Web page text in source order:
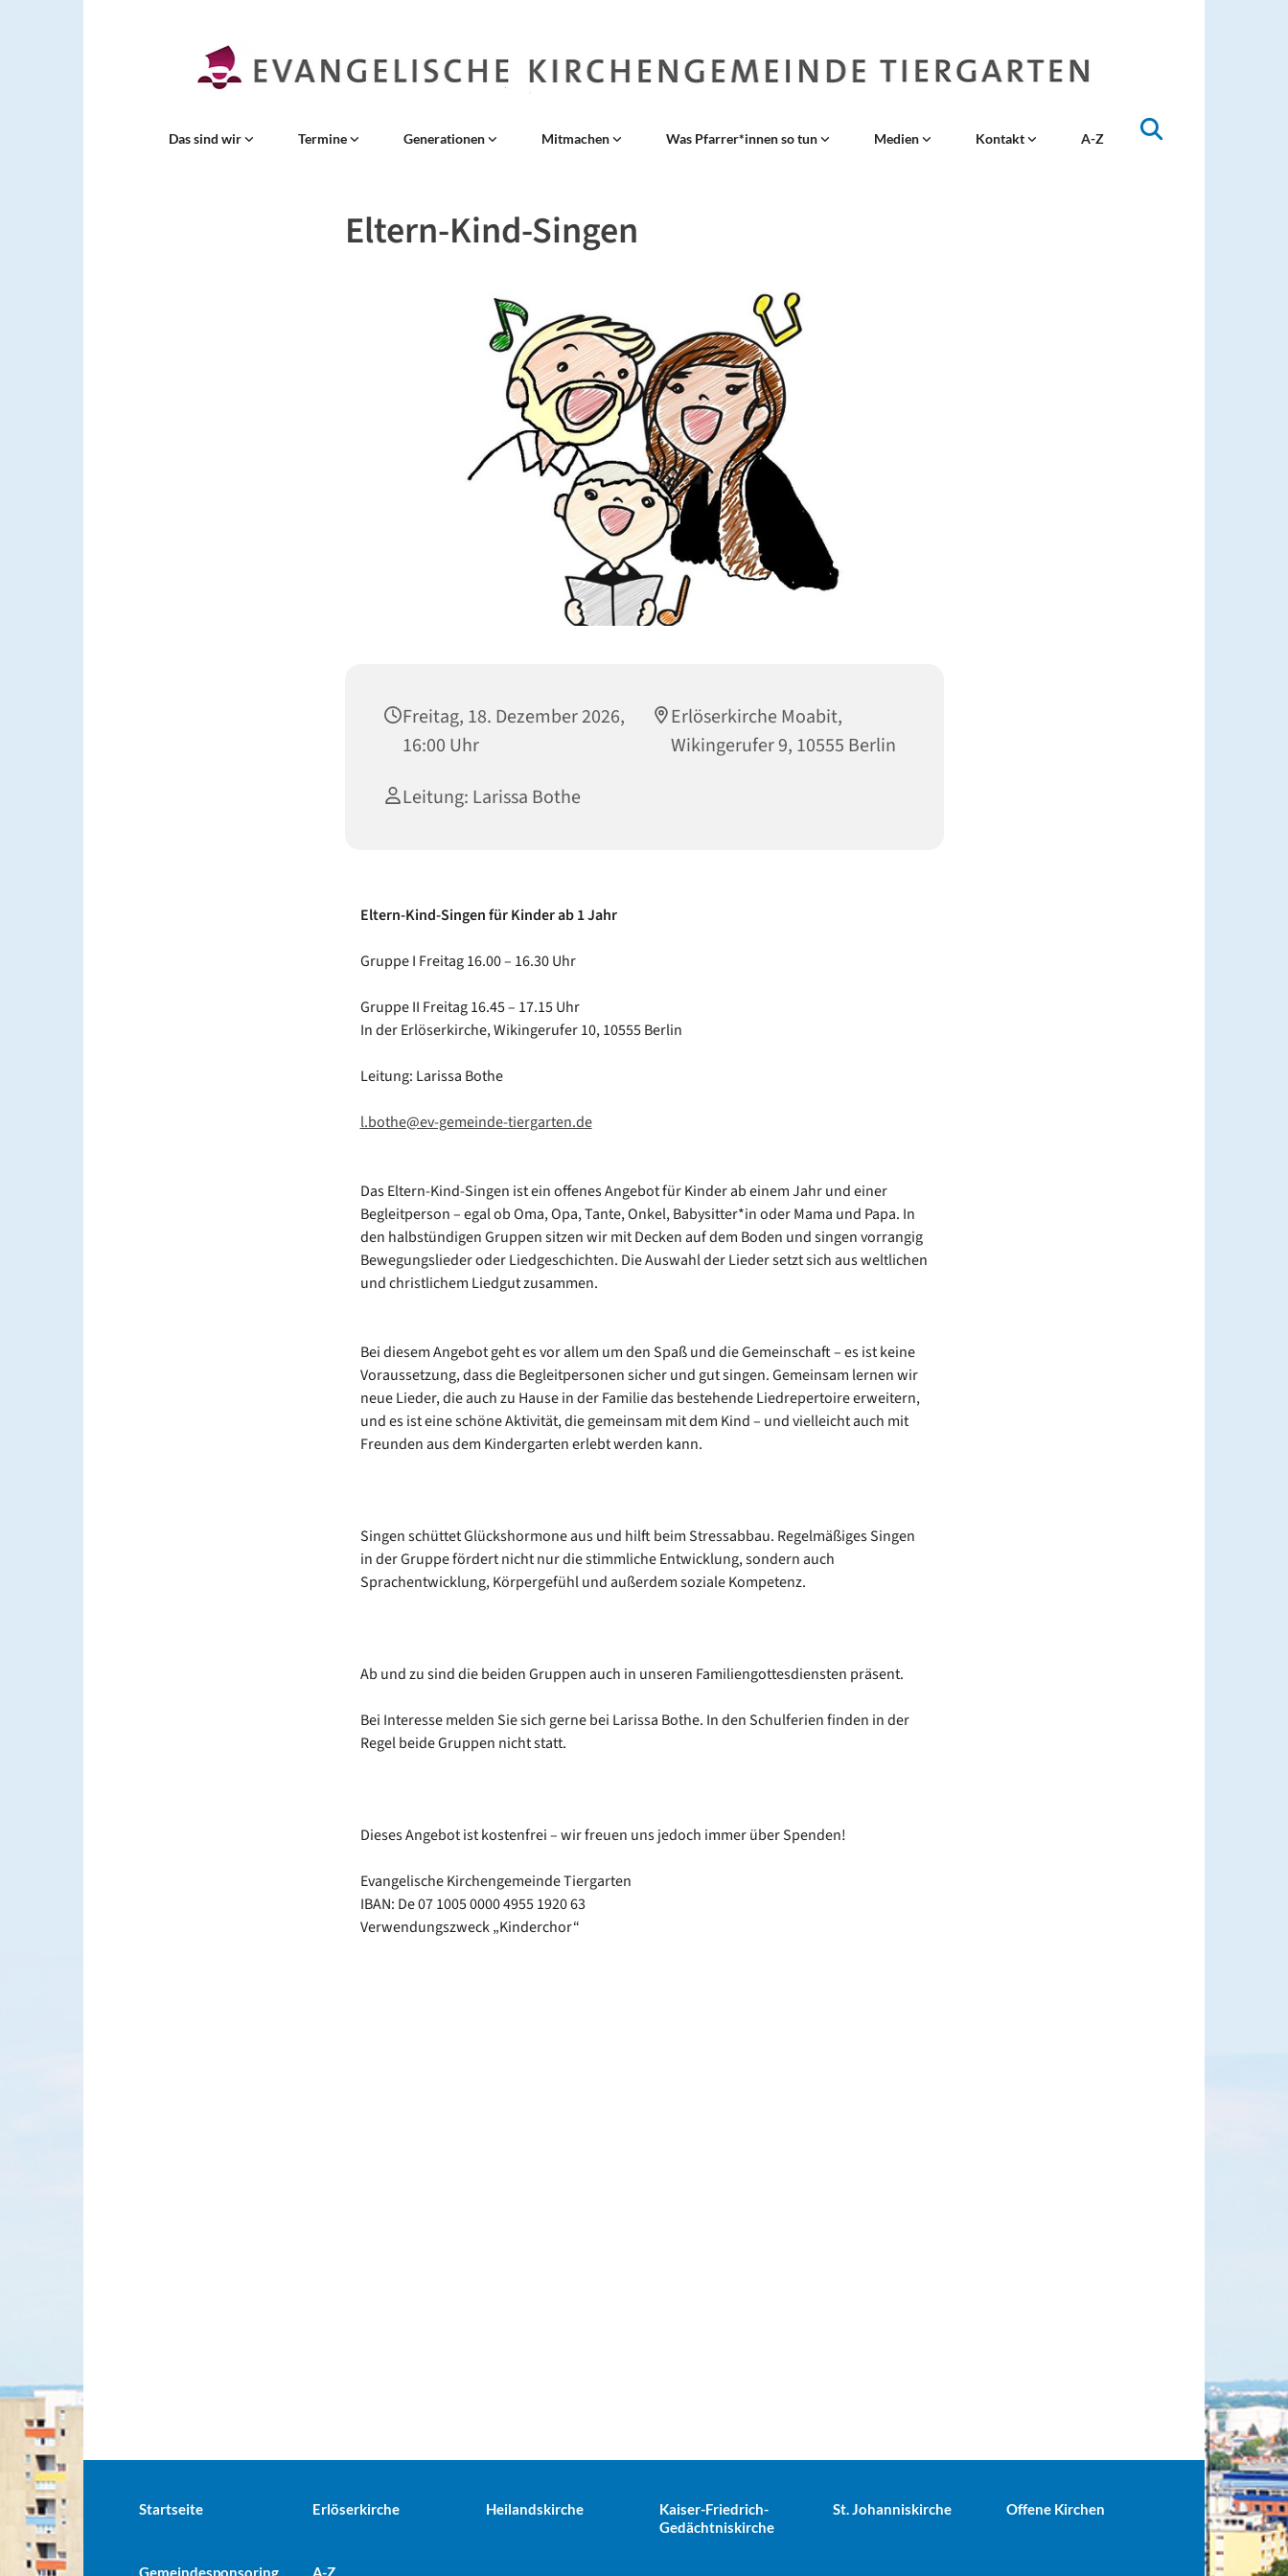
Das sind wir Termine Generationen Mitmachen Was Pfarrer*innen so tun Medien Kontakt A-Z
Eltern-Kind-Singen
Freitag, 18. Dezember 2026,
16:00 Uhr
Erlöserkirche Moabit,
Wikingerufer 9, 10555 Berlin
Leitung: Larissa Bothe
Eltern-Kind-Singen für Kinder ab 1 Jahr
Gruppe I Freitag 16.00 – 16.30 Uhr
Gruppe II Freitag 16.45 – 17.15 Uhr
In der Erlöserkirche, Wikingerufer 10, 10555 Berlin
Leitung: Larissa Bothe
l.bothe@ev-gemeinde-tiergarten.de
Das Eltern-Kind-Singen ist ein offenes Angebot für Kinder ab einem Jahr und einer
Begleitperson – egal ob Oma, Opa, Tante, Onkel, Babysitter*in oder Mama und Papa. In
den halbstündigen Gruppen sitzen wir mit Decken auf dem Boden und singen vorrangig
Bewegungslieder oder Liedgeschichten. Die Auswahl der Lieder setzt sich aus weltlichen
und christlichem Liedgut zusammen.
Bei diesem Angebot geht es vor allem um den Spaß und die Gemeinschaft – es ist keine
Voraussetzung, dass die Begleitpersonen sicher und gut singen. Gemeinsam lernen wir
neue Lieder, die auch zu Hause in der Familie das bestehende Liedrepertoire erweitern,
und es ist eine schöne Aktivität, die gemeinsam mit dem Kind – und vielleicht auch mit
Freunden aus dem Kindergarten erlebt werden kann.
Singen schüttet Glückshormone aus und hilft beim Stressabbau. Regelmäßiges Singen
in der Gruppe fördert nicht nur die stimmliche Entwicklung, sondern auch
Sprachentwicklung, Körpergefühl und außerdem soziale Kompetenz.
Ab und zu sind die beiden Gruppen auch in unseren Familiengottesdiensten präsent.
Bei Interesse melden Sie sich gerne bei Larissa Bothe. In den Schulferien finden in der
Regel beide Gruppen nicht statt.
Dieses Angebot ist kostenfrei – wir freuen uns jedoch immer über Spenden!
Evangelische Kirchengemeinde Tiergarten
IBAN: De 07 1005 0000 4955 1920 63
Verwendungszweck „Kinderchor“
Startseite Erlöserkirche Heilandskirche
Kaiser-Friedrich-
Gedächtniskirche
St. Johanniskirche Offene Kirchen